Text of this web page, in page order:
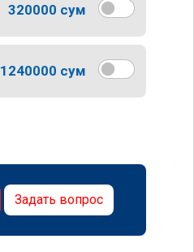
320000 сум
1240000 сум
Задать вопрос